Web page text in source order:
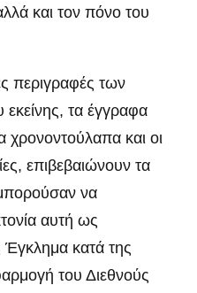
και τον πόνο του
περιγραφές των
εκείνης, τα έγγραφα
και οι
επιβεβαιώνουν τα
να
αυτή ως
Έγκλημα κατά της
του Διεθνούς